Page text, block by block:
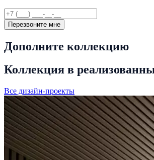
Перезвоните мне
Дополните коллекцию
Коллекция в
Все дизайн-проекты